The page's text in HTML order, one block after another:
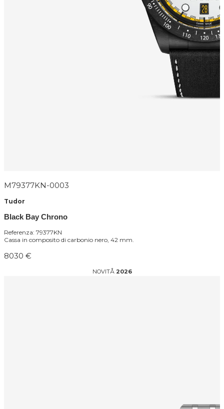
M79377KN-0003
Tudor
Black Bay Chrono
Referenza: 79377KN
Cassa in composito di carbonio nero, 42 mm.
8030 €
NOVITÅ 2026